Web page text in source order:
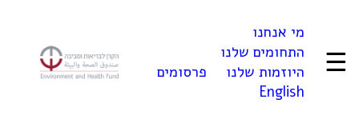
☰
מי אנחנו
התחומים שלנו
היוזמות שלנו
פרסומים
English